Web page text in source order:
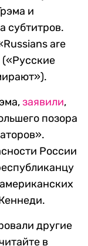
и
субтитров.
are
(«Русские
заявили,
позора
России
другие
в